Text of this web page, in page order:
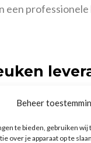
Beheer
te bieden, gebruiken wij
over je apparaat op te
een
leverancier van